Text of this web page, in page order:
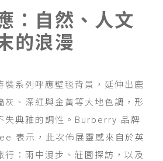
：自然、人文
的浪漫
裝系列呼應壁毯背景，延伸出鹿
灰、深紅與金黃等大地色調，形
失典雅的調性。Burberry 品牌
表示，此次佈展靈感來自於英
行：雨中漫步、莊園探訪，以及